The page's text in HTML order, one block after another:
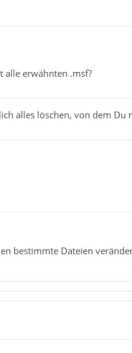
alle erwähnten .msf?
alles löschen, von dem Du
bestimmte Dateien